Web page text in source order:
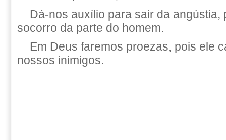
Dá-nos auxílio para sair da angústia,
socorro da parte do homem.
Em Deus faremos proezas, pois ele
nossos inimigos.